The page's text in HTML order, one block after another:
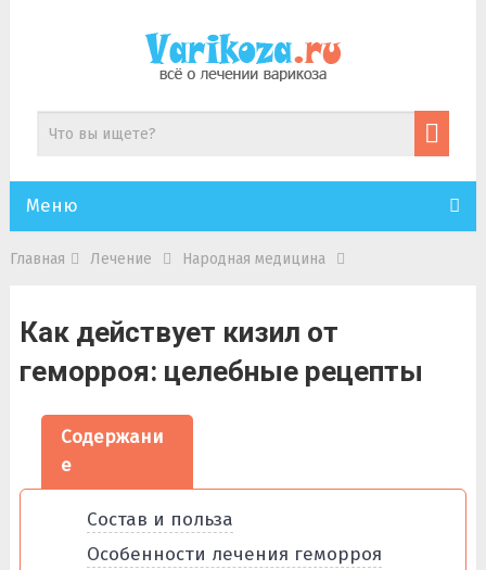
Меню
Главная Лечение Народная медицина
Как действует кизил от
геморроя: целебные рецепты
Содержани
е
Состав и польза
Особенности лечения геморроя